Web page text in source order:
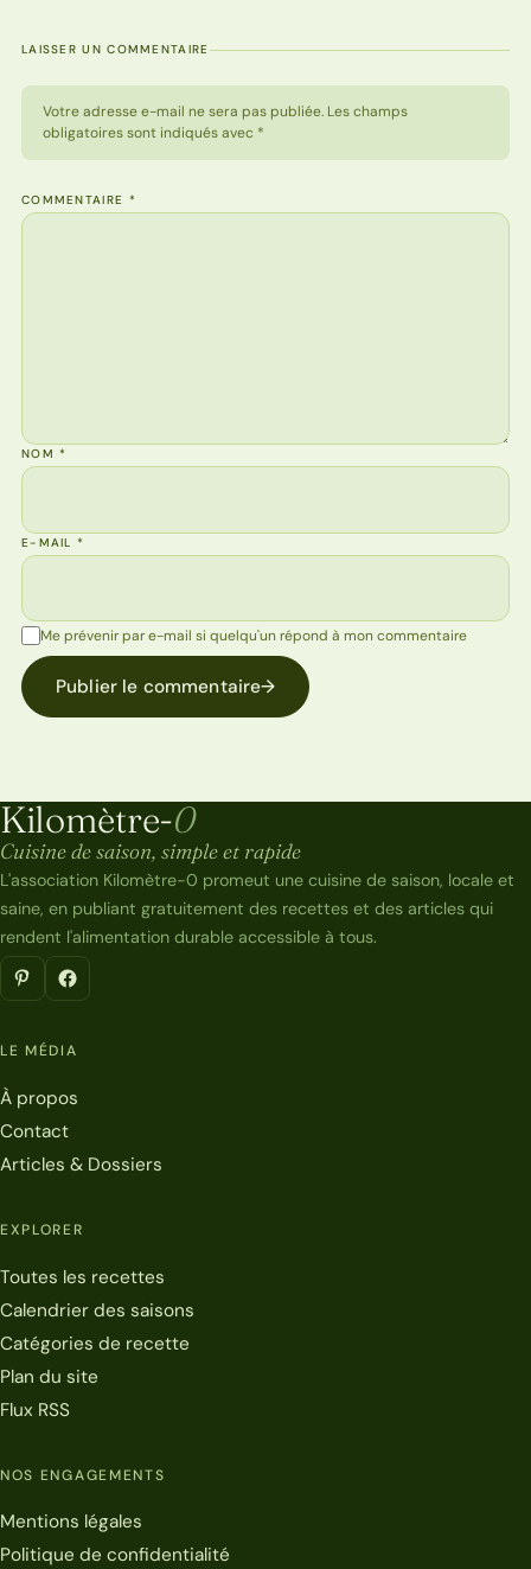
LAISSER UN COMMENTAIRE
Votre adresse e-mail ne sera pas publiée. Les champs
obligatoires sont indiqués avec *
COMMENTAIRE *
NOM*
E-MAIL*
Me prévenir par e-mail si quelqu'un répond à mon commentaire
Publier le commentaire→
Kilomètre-0
Kilomètre-0
Cuisine de saison, simple et rapide
L'association Kilomètre-0 promeut une cuisine de saison, locale et
saine, en publiant gratuitement des recettes et des articles qui
rendent l'alimentation durable accessible à tous.
LE MÉDIA
À propos
Contact
Articles & Dossiers
EXPLORER
Toutes les recettes
Calendrier des saisons
Catégories de recette
Plan du site
Flux RSS
NOS ENGAGEMENTS
Mentions légales
Politique de confidentialité